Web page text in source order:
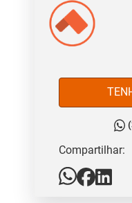
Compartilhar: